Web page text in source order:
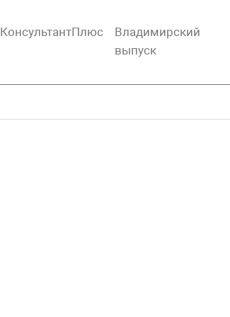
КонсультантПлюс
Владимирский
выпуск